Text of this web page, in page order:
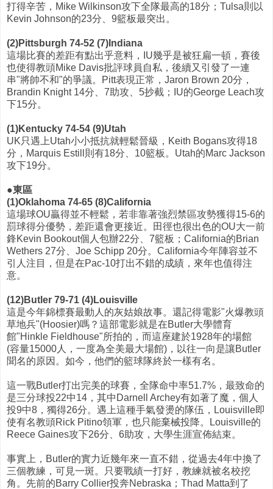
打得辛苦，Mike Wilkinson攻下全隊最高的18分；Tulsa則以
Kevin Johnson的23分、9籃板最突出。
(2)Pittsburgh 74-52 (7)Indiana
這場比賽的差距有點出乎意料，IU幾乎是被狂扁一頓，賽後
也使得教頭Mike Davis批評球員自私，後續又引發了一連
串"將帥不和"的爭議。Pitt表現正常，Jaron Brown 20分，
Brandin Knight 14分、7助攻、5抄截；IU的George Leach攻
下15分。
(1)Kentucky 74-54 (9)Utah
UK只遇上Utah小小抵抗就輕鬆晉級，Keith Bogans攻得18
分，Marquis Estill則有18分、10籃板。Utah的Marc Jackson
攻下19分。
●東區
(1)Oklahoma 74-65 (8)California
這場球OU贏得並不輕鬆，若非靠著強烈禁區攻勢獲得15-6的
罰球得分優勢，差距還會更接近。田徑也很出色的OU大一前
鋒Kevin Bookout個人包辦22分、7籃板；California的Brian
Wethers 27分、Joe Schipp 20分。California今年陣容並不
引人注目，但是在Pac-10打出不錯的成績，來年也值得注
意。
(12)Butler 79-71 (4)Louisville
這是今年錦標賽最動人的灰姑娘故事。還記得電影"火爆教頭
草地兵"(Hoosier)嗎？這部電影就是在Butler大學體育
館"Hinkle Fieldhouse"所拍的，而這座建於1928年的場館
(容量15000人，一度為全美最大場館)，以往一向是讓Butler
聞名的原因。如今，他們的籃球隊終於一樣有名。
這一戰Butler打出完美的球賽，全隊命中率51.7%，最致命的
是三分球投22中14，其中Darnell Archey有如著了魔，個人
投9中8，獨得26分。遇上這種手氣發燙的隊伍，Louisville即
使有名教頭Rick Pitino領軍，也只能棄械投降。Louisville的
Reece Gaines攻下26分、6助攻，大學生涯宣佈結束。
事實上，Butler的實力近幾年來一直不錯，從過去4年中換了
三個教練，可見一斑。只要戰績一打好，教練就被名校挖
角。先前的Barry Collier投奔Nebraska；Thad Matta到了